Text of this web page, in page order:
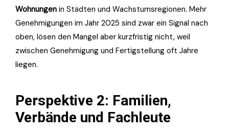
Wohnungen in Städten und Wachstumsregionen. Mehr
Genehmigungen im Jahr 2025 sind zwar ein Signal nach
oben, lösen den Mangel aber kurzfristig nicht, weil
zwischen Genehmigung und Fertigstellung oft Jahre
liegen.
Perspektive 2: Familien,
Verbände und Fachleute